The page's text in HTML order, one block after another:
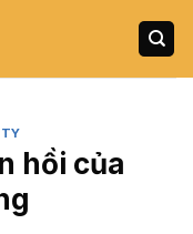
hồi của